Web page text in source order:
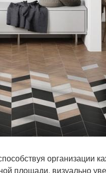
организации
площади, визуально